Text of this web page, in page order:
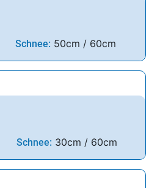
Schnee: 50cm / 60cm
Schnee: 30cm / 60cm